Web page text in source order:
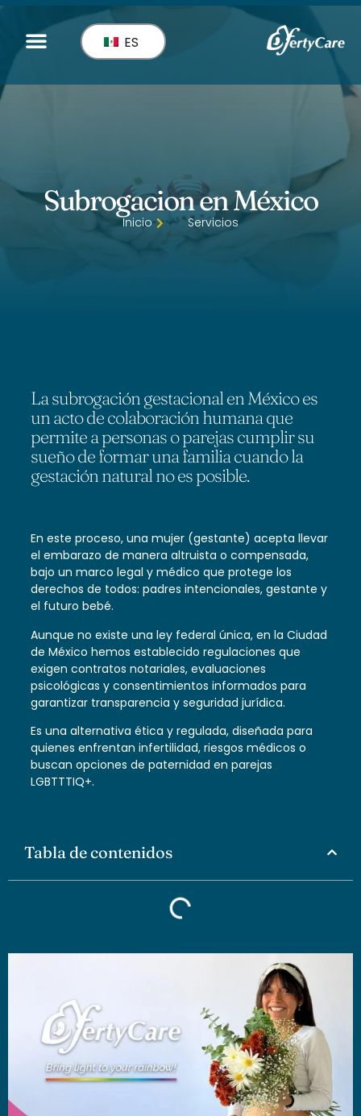
ES
Subrogacion en México
Inicio Servicios
La subrogación gestacional en México es
un acto de colaboración humana que
permite a personas o parejas cumplir su
sueño de formar una familia cuando la
gestación natural no es posible.
En este proceso, una mujer (gestante) acepta llevar
el embarazo de manera altruista o compensada,
bajo un marco legal y médico que protege los
derechos de todos: padres intencionales, gestante y
el futuro bebé.
Aunque no existe una ley federal única, en la Ciudad
de México hemos establecido regulaciones que
exigen contratos notariales, evaluaciones
psicológicas y consentimientos informados para
garantizar transparencia y seguridad jurídica.
Es una alternativa ética y regulada, diseñada para
quienes enfrentan infertilidad, riesgos médicos o
buscan opciones de paternidad en parejas
LGBTTTIQ+.
Tabla de contenidos